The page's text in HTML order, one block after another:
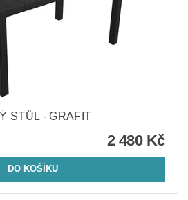
STŮL - GRAFIT
2 480 Kč